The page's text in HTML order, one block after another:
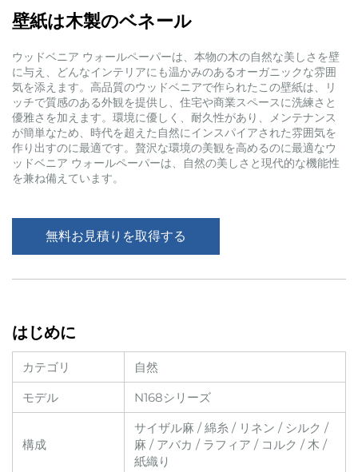
壁紙は木製のベネール
ウッドベニア ウォールペーパーは、本物の木の自然な美しさを壁
に与え、どんなインテリアにも温かみのあるオーガニックな雰囲
気を添えます。高品質のウッドベニアで作られたこの壁紙は、リ
ッチで質感のある外観を提供し、住宅や商業スペースに洗練さと
優雅さを加えます。環境に優しく、耐久性があり、メンテナンス
が簡単なため、時代を超えた自然にインスパイアされた雰囲気を
作り出すのに最適です。贅沢な環境の美観を高めるのに最適なウ
ッドベニア ウォールペーパーは、自然の美しさと現代的な機能性
を兼ね備えています。
無料お見積りを取得する
はじめに
カテゴリ
自然
モデル
N168シリーズ
構成
サイザル麻 / 綿糸 / リネン / シルク /
麻 / アバカ / ラフィア / コルク / 木 /
紙織り